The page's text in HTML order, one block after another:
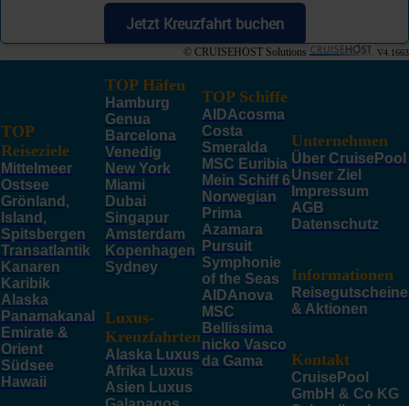
Jetzt Kreuzfahrt buchen
© CRUISEHOST Solutions V4.1663
TOP
Reiseziele
Mittelmeer
Ostsee
Grönland,
Island,
Spitsbergen
Transatlantik
Kanaren
Karibik
Alaska
Panamakanal
Emirate &
Orient
Südsee
Hawaii
TOP Häfen
Hamburg
Genua
Barcelona
Venedig
New York
Miami
Dubai
Singapur
Amsterdam
Kopenhagen
Sydney
Luxus-
Kreuzfahrten
Alaska Luxus
Afrika Luxus
Asien Luxus
TOP Schiffe
AIDAcosma
Costa
Smeralda
MSC Euribia
Mein Schiff 6
Norwegian
Prima
Azamara
Pursuit
Symphonie
of the Seas
AIDAnova
MSC
Bellissima
nicko Vasco
da Gama
Unternehmen
Über CruisePool
Unser Ziel
Impressum
AGB
Datenschutz
Informationen
Reisegutscheine
& Aktionen
Kontakt
CruisePool
GmbH & Co KG